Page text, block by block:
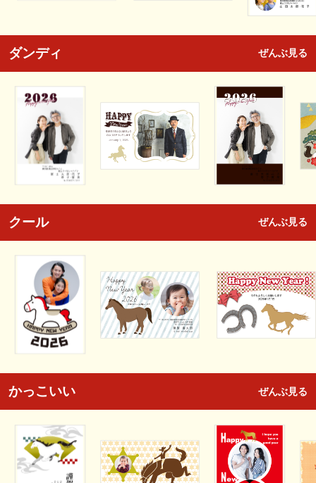
ダンディ ぜんぶ見る
クール ぜんぶ見る
かっこいい ぜんぶ見る